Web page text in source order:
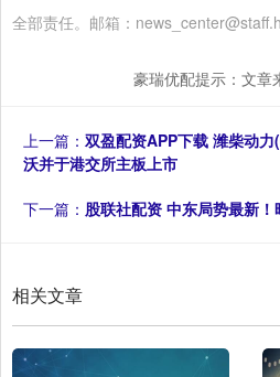
全部责任。邮箱：
豪瑞优配提示：文章
上一篇： 双盈配资APP下载 潍柴动
沃并于港交所主板上市
下一篇： 股联社配资 中东局势最新
相关文章